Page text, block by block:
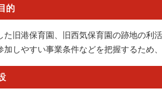
的
旧港保育園、旧西気保育園の跡地の利
加しやすい事業条件などを把握するため